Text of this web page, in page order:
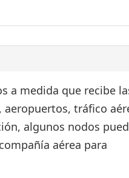
a medida que recibe
aeropuertos, tráfico
algunos nodos
aérea para